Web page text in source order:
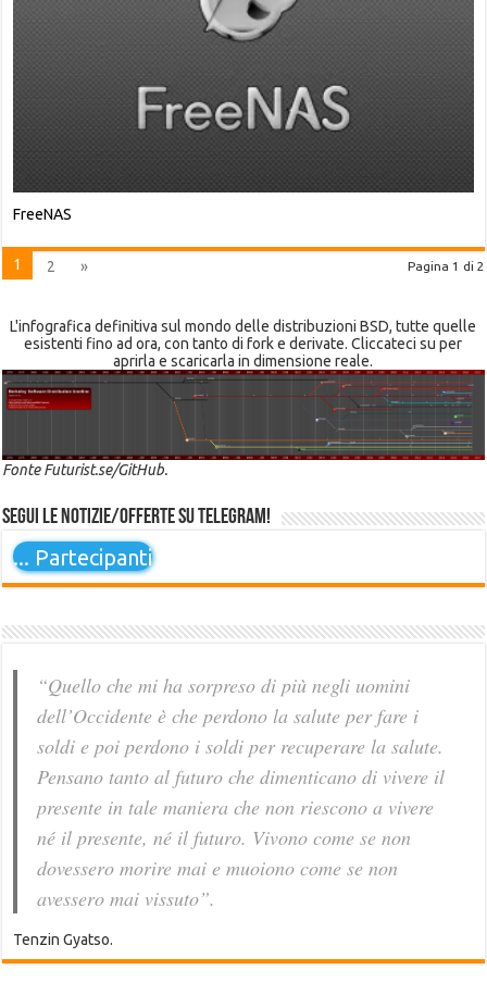
FreeNAS
Pagina 1 di 2
1 2 »
L'infografica definitiva sul mondo delle distribuzioni BSD, tutte quelle
esistenti fino ad ora, con tanto di fork e derivate. Cliccateci su per
aprirla e scaricarla in dimensione reale.
Fonte Futurist.se/GitHub.
Segui le notizie/offerte su Telegram!
... Partecipanti
“Quello che mi ha sorpreso di più negli uomini
dell’Occidente è che perdono la salute per fare i
soldi e poi perdono i soldi per recuperare la salute.
Pensano tanto al futuro che dimenticano di vivere il
presente in tale maniera che non riescono a vivere
né il presente, né il futuro. Vivono come se non
dovessero morire mai e muoiono come se non
avessero mai vissuto”.
Tenzin Gyatso.